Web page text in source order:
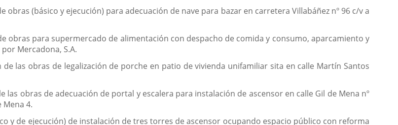
obras (básico y ejecución) para adecuación de nave para bazar en carretera Villabáñez nº 96 c/v a
obras para supermercado de alimentación con despacho de comida y consumo, aparcamiento y
Mercadona, S.A.
las obras de legalización de porche en patio de vivienda unifamiliar sita en calle Martín Santos
las obras de adecuación de portal y escalera para instalación de ascensor en calle Gil de Mena nº
4.
y de ejecución) de instalación de tres torres de ascensor ocupando espacio público con reforma